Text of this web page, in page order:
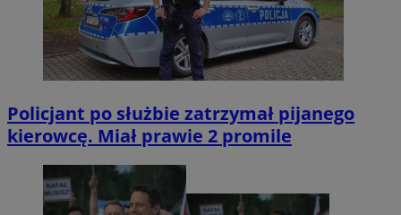
Policjant po służbie zatrzymał pijanego
kierowcę. Miał prawie 2 promile